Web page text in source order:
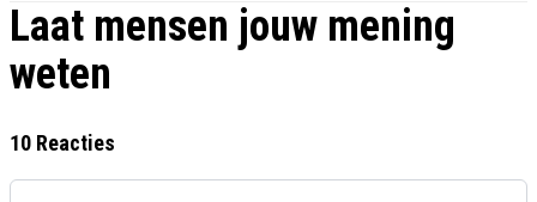
Laat mensen jouw mening
weten
10 Reacties